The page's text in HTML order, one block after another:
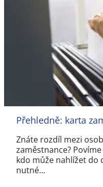
Přehledně: karta
Znáte rozdíl mezi
zaměstnance?
kdo může nahlížet do
nutné…